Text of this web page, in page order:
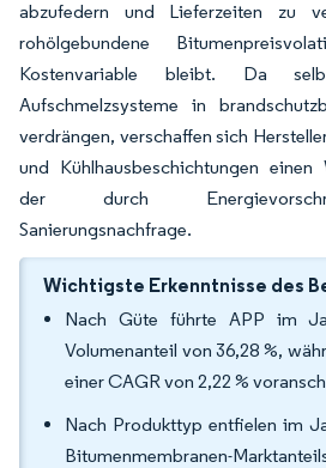
abzufedern und Lieferzeiten zu
rohölgebundene
Kostenvariable bleibt. Da
Aufschmelzsysteme in
verdrängen, verschaffen sich
und Kühlhausbeschichtungen
der durch
Sanierungsnachfrage.
Wichtigste Erkenntnisse des
Nach Güte führte APP im
Volumenanteil von 36,28 %,
einer CAGR von 2,22 %
Nach Produkttyp entfielen im
Bitumenmembranen-